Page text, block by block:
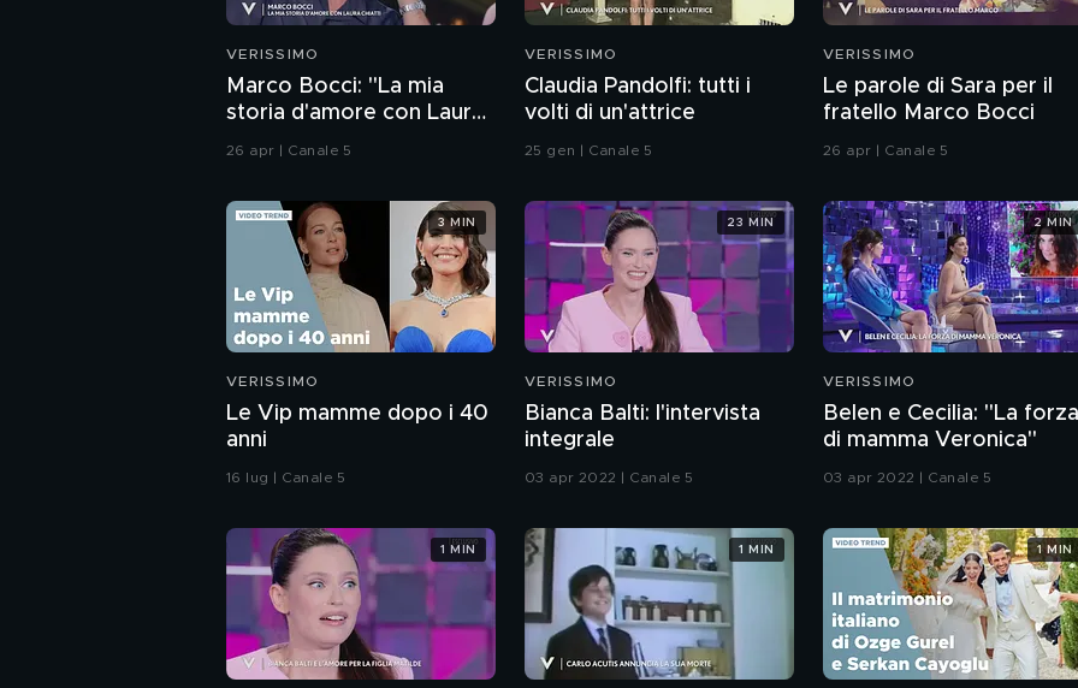
VERISSIMO
Marco Bocci: "La mia
storia d'amore con Laura
Chiatti"
26 apr | Canale 5
VERISSIMO
Claudia Pandolfi: tutti i
volti di un'attrice
25 gen | Canale 5
VERISSIMO
Le parole di Sara per il
fratello Marco Bocci
26 apr | Canale 5
VERISSIMO
Le Vip mamme dopo i 40
anni
16 lug | Canale 5
3 MIN
VERISSIMO
Bianca Balti: l'intervista
integrale
03 apr 2022 | Canale 5
23 MIN
VERISSIMO
Belen e Cecilia: "La forza
di mamma Veronica"
03 apr 2022 | Canale 5
2 MIN
1 MIN 1 MIN 1 MIN